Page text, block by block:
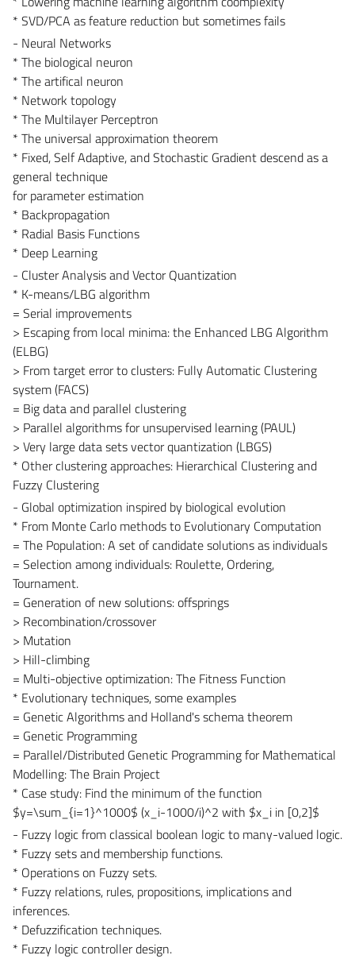
* SVD/PCA as feature reduction but sometimes fails
- Neural Networks
* The biological neuron
* The artifical neuron
* Network topology
* The Multilayer Perceptron
* The universal approximation theorem
* Fixed, Self Adaptive, and Stochastic Gradient descend as a
general technique
for parameter estimation
* Backpropagation
* Radial Basis Functions
* Deep Learning
- Cluster Analysis and Vector Quantization
* K-means/LBG algorithm
= Serial improvements
> Escaping from local minima: the Enhanced LBG Algorithm
(ELBG)
> From target error to clusters: Fully Automatic Clustering
system (FACS)
= Big data and parallel clustering
> Parallel algorithms for unsupervised learning (PAUL)
> Very large data sets vector quantization (LBGS)
* Other clustering approaches: Hierarchical Clustering and
Fuzzy Clustering
- Global optimization inspired by biological evolution
* From Monte Carlo methods to Evolutionary Computation
= The Population: A set of candidate solutions as individuals
= Selection among individuals: Roulette, Ordering,
Tournament.
= Generation of new solutions: offsprings
> Recombination/crossover
> Mutation
> Hill-climbing
= Multi-objective optimization: The Fitness Function
* Evolutionary techniques, some examples
= Genetic Algorithms and Holland's schema theorem
= Genetic Programming
= Parallel/Distributed Genetic Programming for Mathematical
Modelling: The Brain Project
* Case study: Find the minimum of the function
$y=\sum_{i=1}^1000$ (x_i-1000/i)^2 with $x_i in [0,2]$
- Fuzzy logic from classical boolean logic to many-valued logic.
* Fuzzy sets and membership functions.
* Operations on Fuzzy sets.
* Fuzzy relations, rules, propositions, implications and
inferences.
* Defuzzification techniques.
* Fuzzy logic controller design.